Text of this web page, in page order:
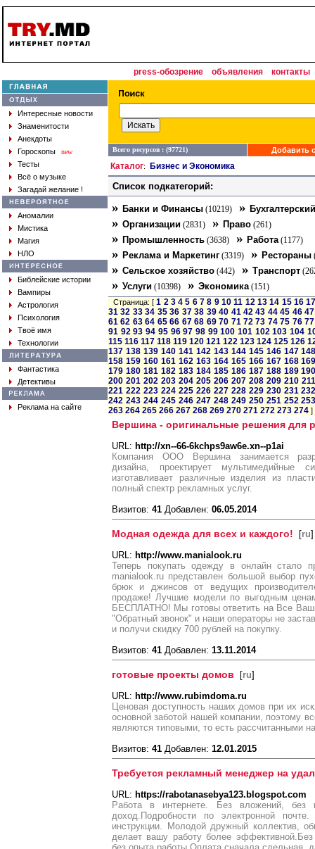
press-обозрение объявления контакты
Интересные новости
Знаменитости
Анекдоты
Гороскопы
new
Тесты
Всё о музыке
Загадай желание !
Аномалии
Мистика
Магия
НЛО
Библейские истории
Вампиры
Астрология
Психология
Твоё имя
Технологии
Фантастика
Детективы
Реклама на сайте
Всего ресурсов : (97721) Добавить
Каталог: Бизнес и Экономика
Список подкатегорий:
» Банки и Финансы (10219) »
» Организации (2831) » Право (261)
» Промышленность (3638) » Работа(1177)
» Реклама и Маркетинг (3319) » Рестораны
» Сельское хозяйство (442) » Транспорт
» Услуги (10398) » Экономика(151)
Страница: [1 2 3 4 5 6 7 8 9 10 11 12 13 14 15 16
31 32 33 34 35 36 37 38 39 40 41 42 43 44 45 46 47
61 62 63 64 65 66 67 68 69 70 71 72 73 74 75 76 77
91 92 93 94 95 96 97 98 99 100 101 102 103 104
115 116 117 118 119 120 121 122 123 124 125 126
137 138 139 140 141 142 143 144 145 146 147
158 159 160 161 162 163 164 165 166 167 168
179 180 181 182 183 184 185 186 187 188 189
200 201 202 203 204 205 206 207 208 209 210 211
221 222 223 224 225 226 227 228 229 230 231
242 243 244 245 246 247 248 249 250 251 252
263 264 265 266 267 268 269 270 271 272 273 274 ]
Вершина - оригинальные решения для
URL: http://xn--66-6kchps9aw6e.xn--p1ai
Компания ООО Вершина занимается
дизайна, проектирует мультимедийные
изготавливает различные изделия из
полный спектр рекламных услуг.
Визитов: 41 Добавлен: 06.05.2014
Модная одежда для всех и каждого! [ru]
URL: http://www.manialook.ru
Теперь покупать одежду в онлайн стало
manialook.ru представлен большой выбор
брюк и джинсов от ведущих
продаже! Лучшие модели по выгодным
БЕСПЛАТНО! Мы готовы ответить на Все
"Обратный звонок" и наши операторы не
и получи скидку 700 рублей на покупку.
Визитов: 41 Добавлен: 13.11.2014
готовые проекты домов [ru]
URL: http://www.rubimdoma.ru
Ценовая доступность наших домов при их
основной заботой нашей компании, поэтому
являются типовыми, то есть рассчитанными
Визитов: 41 Добавлен: 12.01.2015
Требуется рекламный менеджер на
URL: https://rabotanasebya123.blogspot.com
Работа в интернете. Без вложений, без
доход.Подробности по электронной
инструкции. Молодой дружный коллектив,
делает вашу работу более эффективной.Без